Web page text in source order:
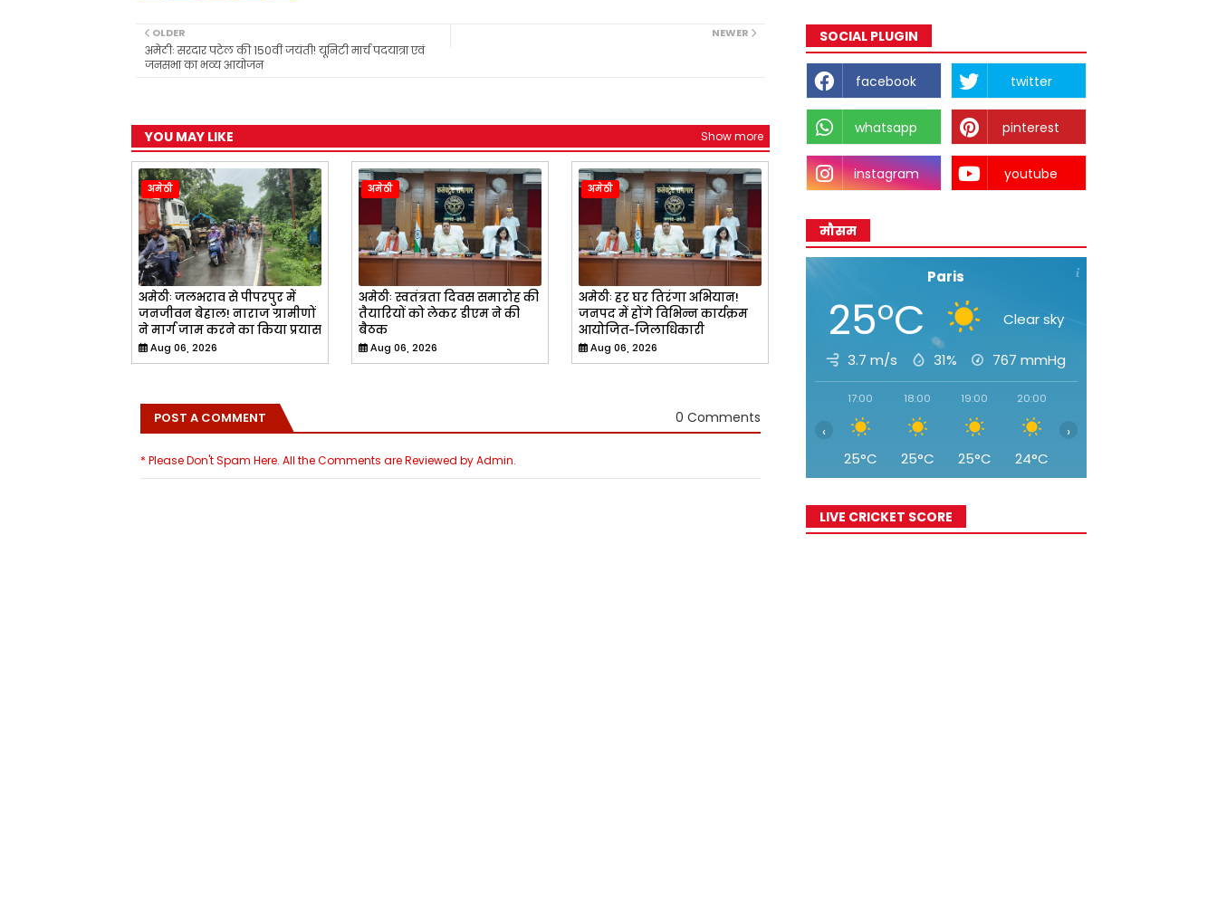
b
o
o
A
p
r
a
e
r
NEWER
OLDER
अमेठीः सरदार पटेल की 150वीं जयंती! यूनिटी मार्च पदयात्रा एवं
जनसभा का भव्य आयोजन
YOU MAY LIKE Show more
अमेठी
अमेठीः जलभराव से पीपरपुर में
जनजीवन बेहाल! नाराज ग्रामीणों
ने मार्ग जाम करने का किया प्रयास
Aug 06, 2026
अमेठी
अमेठीः स्वतंत्रता दिवस समारोह की
तैयारियों को लेकर डीएम ने की
बैठक
Aug 06, 2026
अमेठी
अमेठीः हर घर तिरंगा अभियान!
जनपद में होंगे विभिन्न कार्यक्रम
आयोजित-जिलाधिकारी
Aug 06, 2026
POST A COMMENT 0 Comments
* Please Don't Spam Here. All the Comments are Reviewed by Admin.
SOCIAL PLUGIN
facebook twitter
whatsapp pinterest
instagram youtube
मौसम
Paris
25°C Clear sky
3.7 m/s 31% 767mmHg
17:00
25°C
18:00
25°C
19:00
25°C
20:00
24°C
‹ ›
LIVE CRICKET SCORE